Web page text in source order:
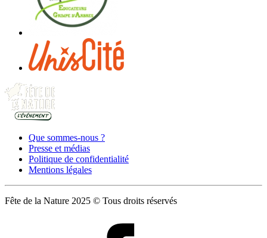
Que sommes-nous ?
Presse et médias
Politique de confidentialité
Mentions légales
Fête de la Nature 2025 © Tous droits réservés